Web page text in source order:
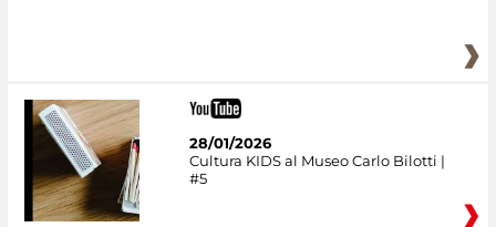
28/01/2026
Cultura KIDS al Museo Carlo Bilotti |
#5